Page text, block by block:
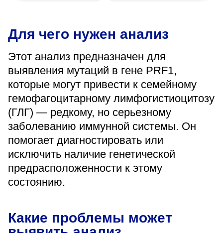
399000, г. Липецк, Плехановское лесничество,
Понедельник — четверг
08:00–16:45
перерыв 12:00–12:30
Пятница
08:00–15:45
перерыв 12:00–12:30
Администратор
+7 (4742) 72-73-31
Для чего нужен анализ
Этот анализ предназначен для
выявления мутаций в гене PRF1,
которые могут привести к семейному
гемофагоцитарному лимфогистиоцитозу
(ГЛГ) — редкому, но серьезному
заболеванию иммунной системы. Он
помогает диагностировать или
исключить наличие генетической
предрасположенности к этому
состоянию.
Какие проблемы может